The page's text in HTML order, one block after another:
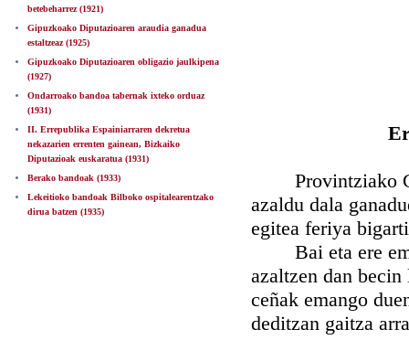
betebeharrez (1921)
Gipuzkoako Diputazioaren araudia ganadua
estaltzeaz (1925)
Gipuzkoako Diputazioaren obligazio jaulkipena
(1927)
Ondarroako bandoa tabernak ixteko orduaz
(1931)
II. Errepublika Espainiarraren dekretua
nekazarien errenten gainean, Bizkaiko
Diputazioak euskaratua (1931)
Berako bandoak (1933)
Lekeitioko bandoak Bilboko ospitalearentzako
dirua batzen (1935)
Provintziako
azaldu dala
egitea feriya
Bai eta ere
azaltzen dan
ceñak emango
deditzan gaitza